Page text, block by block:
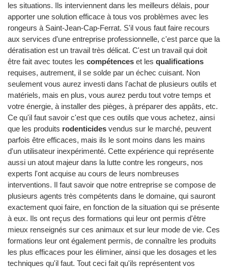
les situations. Ils interviennent dans les meilleurs délais, pour
apporter une solution efficace à tous vos problèmes avec les
rongeurs à Saint-Jean-Cap-Ferrat. S'il vous faut faire recours
aux services d'une entreprise professionnelle, c'est parce que la
dératisation est un travail très délicat. C'est un travail qui doit
être fait avec toutes les compétences et les qualifications
requises, autrement, il se solde par un échec cuisant. Non
seulement vous aurez investi dans l'achat de plusieurs outils et
matériels, mais en plus, vous aurez perdu tout votre temps et
votre énergie, à installer des pièges, à préparer des appâts, etc.
Ce qu'il faut savoir c'est que ces outils que vous achetez, ainsi
que les produits rodenticides vendus sur le marché, peuvent
parfois être efficaces, mais ils le sont moins dans les mains
d'un utilisateur inexpérimenté. Cette expérience qui représente
aussi un atout majeur dans la lutte contre les rongeurs, nos
experts l'ont acquise au cours de leurs nombreuses
interventions. Il faut savoir que notre entreprise se compose de
plusieurs agents très compétents dans le domaine, qui sauront
exactement quoi faire, en fonction de la situation qui se présente
à eux. Ils ont reçus des formations qui leur ont permis d'être
mieux renseignés sur ces animaux et sur leur mode de vie. Ces
formations leur ont également permis, de connaître les produits
les plus efficaces pour les éliminer, ainsi que les dosages et les
techniques qu'il faut. Tout ceci fait qu'ils représentent vos